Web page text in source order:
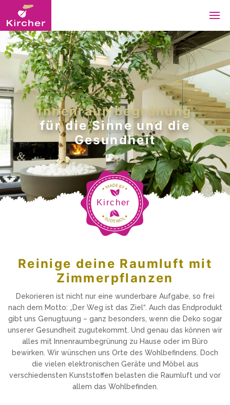
Innenraumbegrünung
für die Sinne und die
Gesundheit
Reinige deine Raumluft mit
Zimmerpflanzen
Dekorieren ist nicht nur eine wunderbare Aufgabe, so frei
nach dem Motto: „Der Weg ist das Ziel“. Auch das Endprodukt
gibt uns Genugtuung – ganz besonders, wenn die Deko sogar
unserer Gesundheit zugutekommt. Und genau das können wir
alles mit Innenraumbegrünung zu Hause oder im Büro
bewirken. Wir wünschen uns Orte des Wohlbefindens. Doch
die vielen elektronischen Geräte und Möbel aus
verschiedensten Kunststoffen belasten die Raumluft und vor
allem das Wohlbefinden.